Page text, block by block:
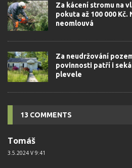
Za kácení stromu na
pokuta až 100 000
neomlouvá
Za neudržování
povinnosti patří i
plevele
13 COMMENTS
Tomáš
3.5.2024 V 9:41